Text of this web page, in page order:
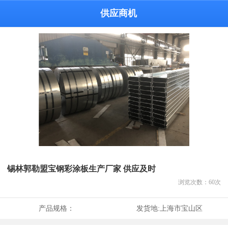
供应商机
锡林郭勒盟宝钢彩涂板生产厂家 供应及时
浏览次数： 60次
产品规格： 发货地:上海市宝山区